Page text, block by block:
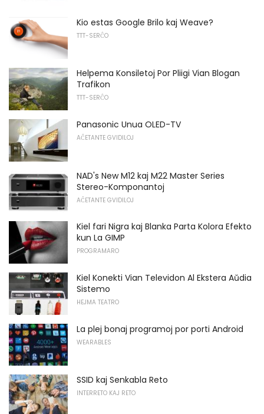
Kio estas Google Brilo kaj Weave?
TTT-SERĈO
Helpema Konsiletoj Por Pliigi Vian Blogan
Trafikon
TTT-SERĈO
Panasonic Unua OLED-TV
AĈETANTE GVIDILOJ
NAD's New M12 kaj M22 Master Series
Stereo-Komponantoj
AĈETANTE GVIDILOJ
Kiel fari Nigra kaj Blanka Parta Kolora Efekto
kun La GIMP
PROGRAMARO
Kiel Konekti Vian Televidon Al Ekstera Aŭdia
Sistemo
HEJMA TEATRO
La plej bonaj programoj por porti Android
WEARABLES
SSID kaj Senkabla Reto
INTERRETO KAJ RETO